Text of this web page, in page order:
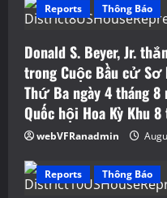
Reports Thông Báo
Donald S. Beyer, Jr.
trong Cuộc Bầu cử Sơ
Thứ Ba ngày 4 tháng
Quốc hội Hoa Kỳ Khu
webVFRanadmin
Reports Thông Báo